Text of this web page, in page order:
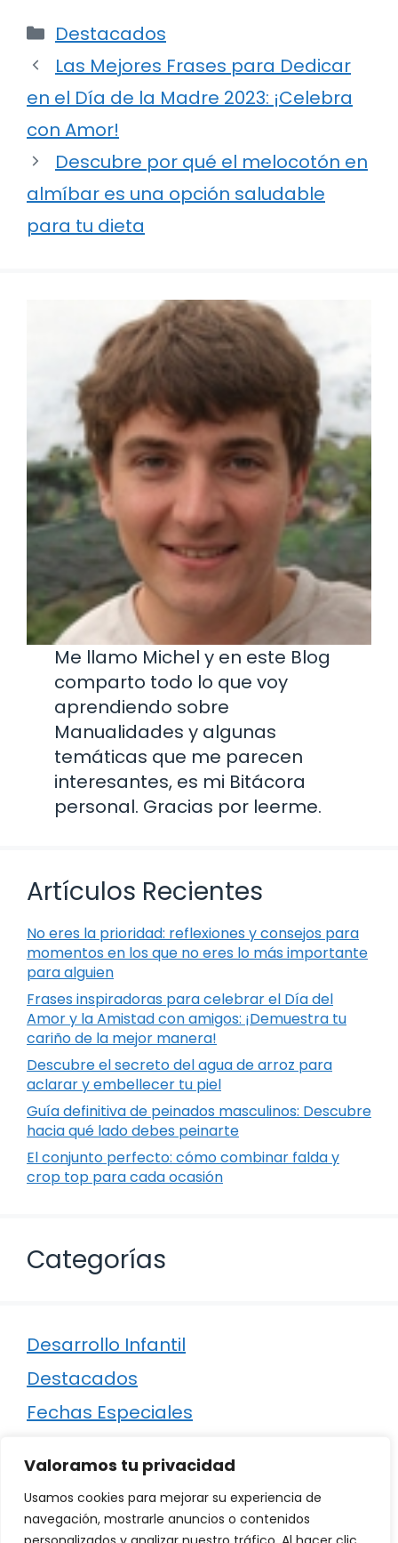
Valoramos tu privacidad
Usamos cookies para mejorar su experiencia de
navegación, mostrarle anuncios o contenidos
Categorías
Destacados
Las Mejores Frases para Dedicar
en el Día de la Madre 2023: ¡Celebra
con Amor!
Descubre por qué el melocotón en
almíbar es una opción saludable
para tu dieta
Me llamo Michel y en este Blog
comparto todo lo que voy
aprendiendo sobre
Manualidades y algunas
temáticas que me parecen
interesantes, es mi Bitácora
personal. Gracias por leerme.
Artículos Recientes
No eres la prioridad: reflexiones y consejos para
momentos en los que no eres lo más importante
para alguien
Frases inspiradoras para celebrar el Día del
Amor y la Amistad con amigos: ¡Demuestra tu
cariño de la mejor manera!
Descubre el secreto del agua de arroz para
aclarar y embellecer tu piel
Guía definitiva de peinados masculinos: Descubre
hacia qué lado debes peinarte
El conjunto perfecto: cómo combinar falda y
crop top para cada ocasión
Categorías
Desarrollo Infantil
Destacados
Fechas Especiales
Regalos